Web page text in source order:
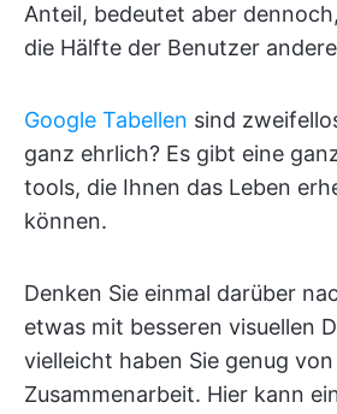
Anteil, bedeutet aber
die Hälfte der Benutzer
Google Tabellen sind
ganz ehrlich? Es gibt eine
tools, die Ihnen das Leben
können.
Denken Sie einmal darüber
etwas mit besseren visuellen
vielleicht haben Sie genug
Zusammenarbeit. Hier kann